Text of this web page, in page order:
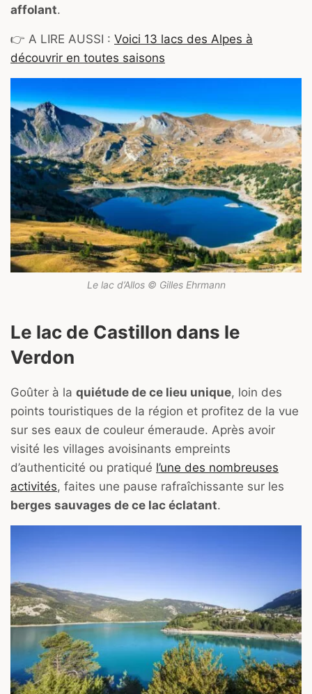
affolant.
👉 A LIRE AUSSI : Voici 13 lacs des Alpes à
découvrir en toutes saisons
Le lac d’Allos © Gilles Ehrmann
Le lac de Castillon dans le
Verdon
Goûter à la quiétude de ce lieu unique, loin des
points touristiques de la région et profitez de la vue
sur ses eaux de couleur émeraude. Après avoir
visité les villages avoisinants empreints
d’authenticité ou pratiqué l’une des nombreuses
activités, faites une pause rafraîchissante sur les
berges sauvages de ce lac éclatant.